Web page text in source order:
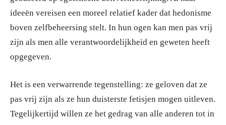
ideeën vereisen een moreel relatief kader dat hedonisme
boven zelfbeheersing stelt. In hun ogen kan men pas vrij
zijn als men alle verantwoordelijkheid en geweten heeft
opgegeven.
Het is een verwarrende tegenstelling: ze geloven dat ze
pas vrij zijn als ze hun duisterste fetisjen mogen uitleven.
Tegelijkertijd willen ze het gedrag van alle anderen tot in